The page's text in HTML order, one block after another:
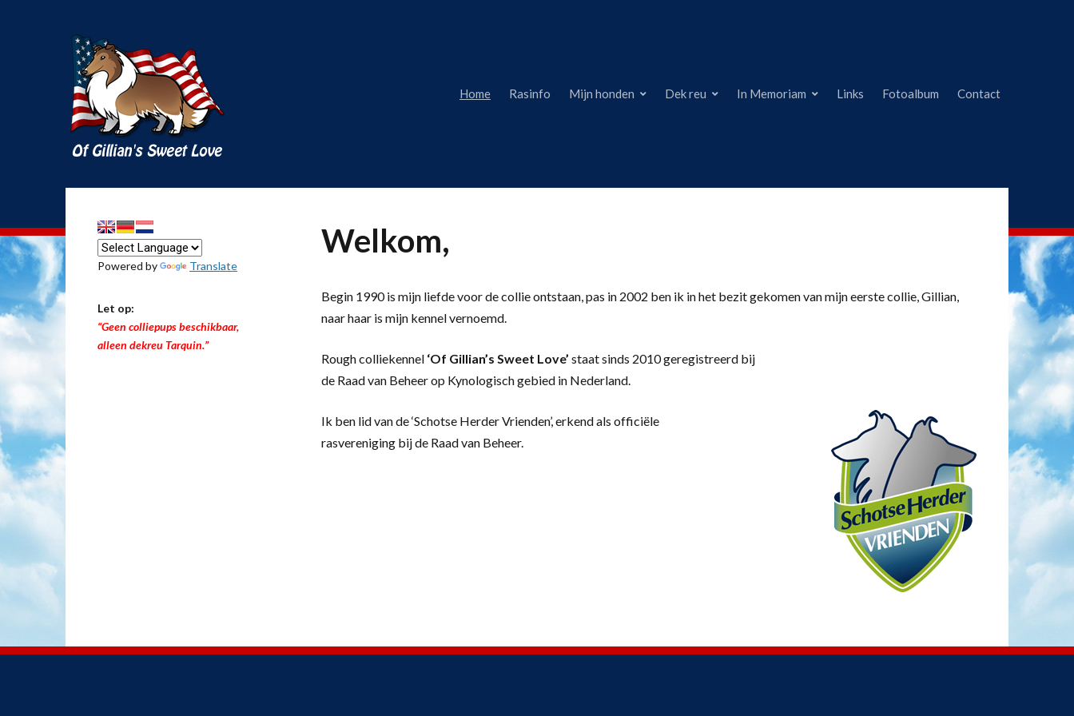
Home Rasinfo Mijn honden Dek reu In Memoriam Links Fotoalbum Contact
Welkom,
Begin 1990 is mijn liefde voor de collie ontstaan, pas in 2002 ben ik in het bezit gekomen van mijn eerste collie, Gillian,
naar haar is mijn kennel vernoemd.
Rough colliekennel ‘Of Gillian’s Sweet Love’ staat sinds 2010 geregistreerd bij
de Raad van Beheer op Kynologisch gebied in Nederland.
Ik ben lid van de ‘Schotse Herder Vrienden’, erkend als officiële
rasvereniging bij de Raad van Beheer.
Powered by Translate
Let op:
“Geen colliepups beschikbaar,
alleen dekreu Tarquin.”